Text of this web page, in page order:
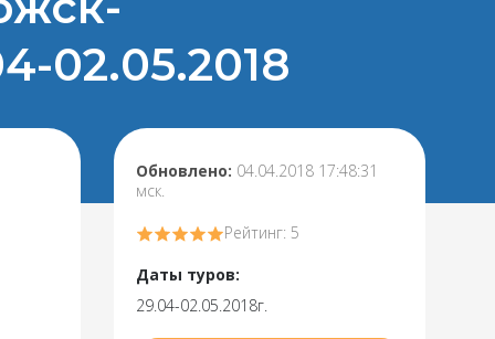
02.05.2018
Обновлено: 04.04.2018 17:48:31
мск.
Рейтинг: 5
Даты туров:
29.04-02.05.2018г.